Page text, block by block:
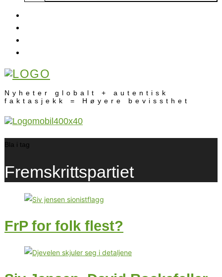
Nyheter globalt + autentisk
faktasjekk = Høyere bevissthet
Bla i tag
Fremskrittspartiet
FrP for folk flest?